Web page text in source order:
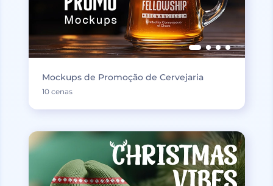
Mockups de Promoção de Cervejaria
10 cenas